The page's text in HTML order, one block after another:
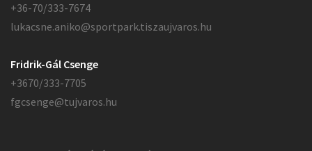
+36-70/333-7674
lukacsne.aniko@sportpark.tiszaujvaros.hu
Fridrik-Gál Csenge
+3670/333-7705
fgcsenge@tujvaros.hu